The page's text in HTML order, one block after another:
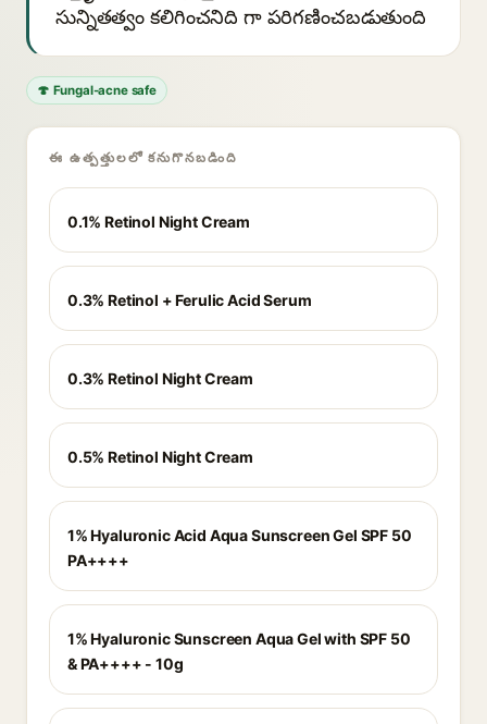
సున్నితత్వం కలిగించనిది గా పరిగణించబడుతుంది
🍄 Fungal-acne safe
ఈ ఉత్పత్తులలో కనుగొనబడింది
0.1% Retinol Night Cream
0.3% Retinol + Ferulic Acid Serum
0.3% Retinol Night Cream
0.5% Retinol Night Cream
1% Hyaluronic Acid Aqua Sunscreen Gel SPF 50
PA++++
1% Hyaluronic Sunscreen Aqua Gel with SPF 50
& PA++++ - 10g